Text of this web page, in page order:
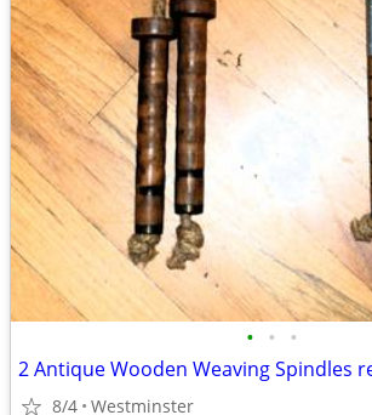
• • •
8/4 Westminster